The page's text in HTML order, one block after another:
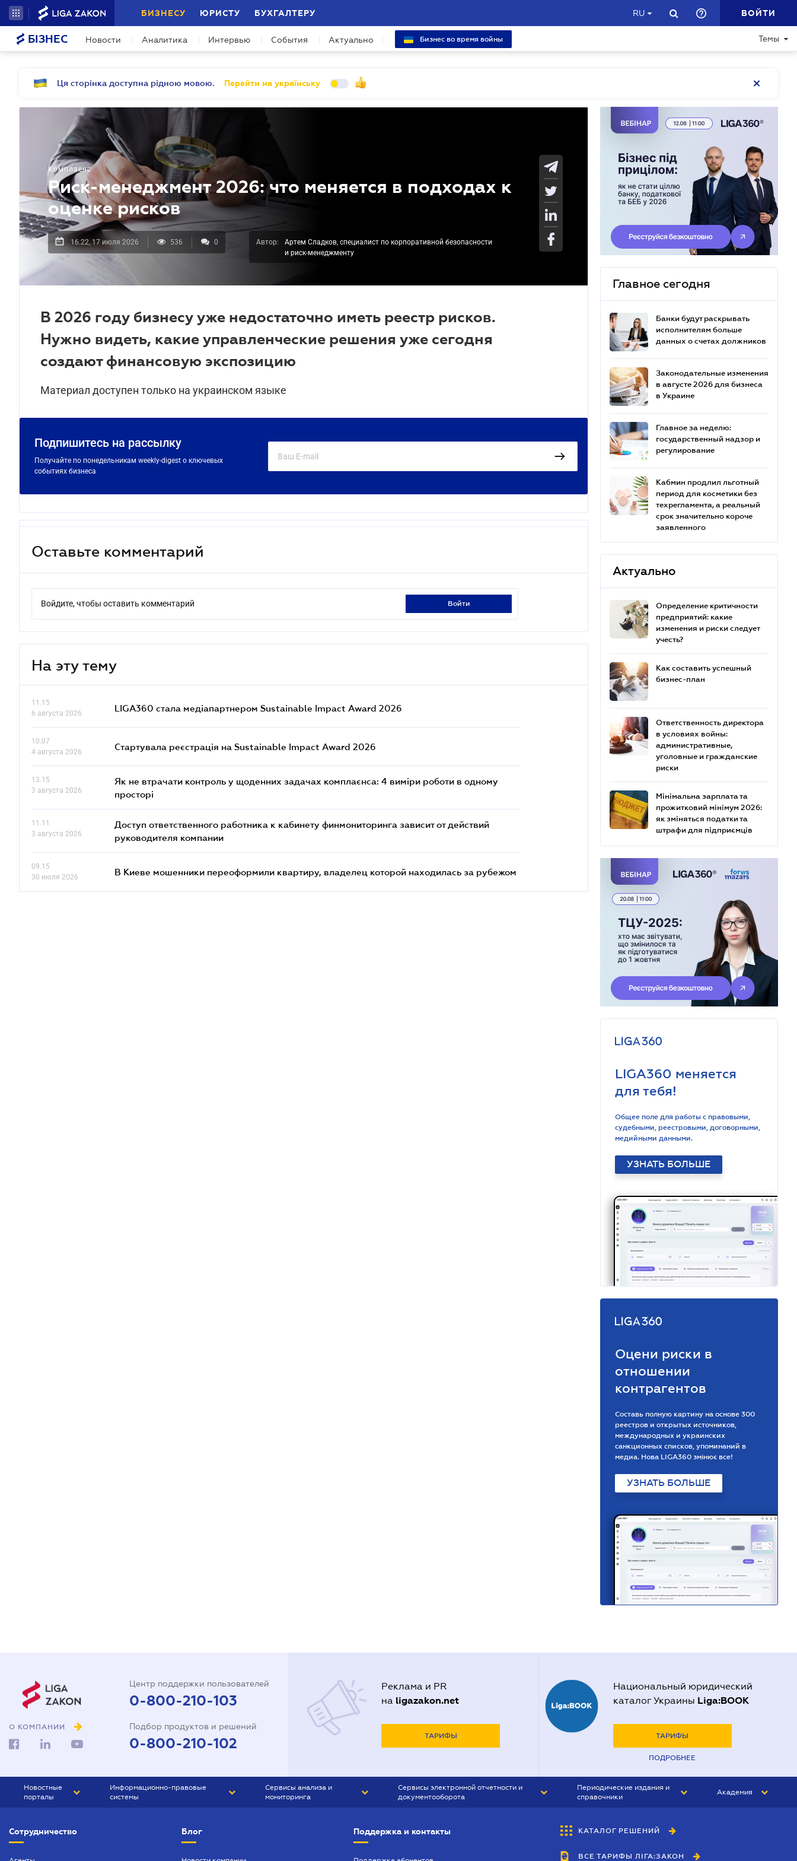
БИЗНЕСУ ЮРИСТУ БУХГАЛТЕРУ RU ВОЙТИ
БІЗНЕС Новости Аналитика Интервью События Актуально Бизнес во время войны Темы
Ця сторінка доступна рідною мовою. Перейти на українську
Комплаенс
Риск-менеджмент 2026: что меняется в подходах к
оценке рисков
16.22, 17 июля 2026 536 0 Автор:
Артем Сладков, специалист по корпоративной безопасности
и риск-менеджменту
В 2026 году бизнесу уже недостаточно иметь реестр рисков.
Нужно видеть, какие управленческие решения уже сегодня
создают финансовую экспозицию
Материал доступен только на украинском языке
Подпишитесь на рассылку
Получайте по понедельникам weekly-digest о ключевых
событиях бизнеса
Оставьте комментарий
Войдите, чтобы оставить комментарий войти
На эту тему
11.15
6 августа 2026
LIGA360 стала медіапартнером Sustainable Impact Award 2026
10.07
4 августа 2026
Стартувала реєстрація на Sustainable Impact Award 2026
13.15
3 августа 2026
Як не втрачати контроль у щоденних задачах комплаєнса: 4 виміри роботи в одному
просторі
11.11
3 августа 2026
Доступ ответственного работника к кабинету финмониторинга зависит от действий
руководителя компании
09.15
30 июля 2026
В Киеве мошенники переоформили квартиру, владелец которой находилась за рубежом
Главное сегодня
Банки будут раскрывать
исполнителям больше
данных о счетах должников
Законодательные изменения
в августе 2026 для бизнеса
в Украине
Главное за неделю:
государственный надзор и
регулирование
Кабмин продлил льготный
период для косметики без
техрегламента, а реальный
срок значительно короче
заявленного
Актуально
Определение критичности
предприятий: какие
изменения и риски следует
учесть?
Как составить успешный
бизнес-план
Ответственность директора
в условиях войны:
административные,
уголовные и гражданские
риски
Мінімальна зарплата та
прожитковий мінімум 2026:
як зміняться податки та
штрафи для підприємців
LIGA360 меняется
для тебя!
Общее поле для работы с правовыми,
судебными, реестровыми, договорными,
медийными данными.
УЗНАТЬ БОЛЬШЕ
Оцени риски в
отношении
контрагентов
Составь полную картину на основе 300
реестров и открытых источников,
международных и украинских
санкционных списков, упоминаний в
медиа. Нова LIGA360 змінює все!
УЗНАТЬ БОЛЬШЕ
О КОМПАНИИ
Центр поддержки пользователей
0-800-210-103
Подбор продуктов и решений
0-800-210-102
Реклама и PR
на ligazakon.net
ТАРИФЫ
Национальный юридический
каталог Украины Liga:BOOK
ТАРИФЫ
ПОДРОБНЕЕ
Новостные
порталы
БИЗНЕС
Информационно-правовые
системы
Сервисы анализа и
мониторинга
Сервисы электронной отчетности и
документооборота
Периодические издания и
справочники
БУХГАЛТЕР&ЗАКОН
ВЕСТНИК МСФО
Академия
Сотрудничество Блог Поддержка и контакты КАТАЛОГ РЕШЕНИЙ
ВСЕ ТАРИФЫ ЛІГА:ЗАКОН